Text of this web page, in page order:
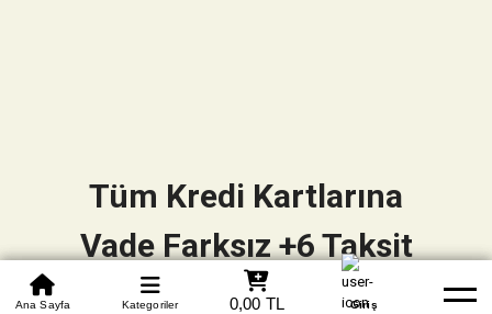
0850 305 09 70
Beden Tablosu Banka Hesapları Whatsapp Yardım
Ana Sayfa Kategoriler 0,00 TL Giriş
Tüm Kredi Kartlarına
Vade Farksız +6 Taksit